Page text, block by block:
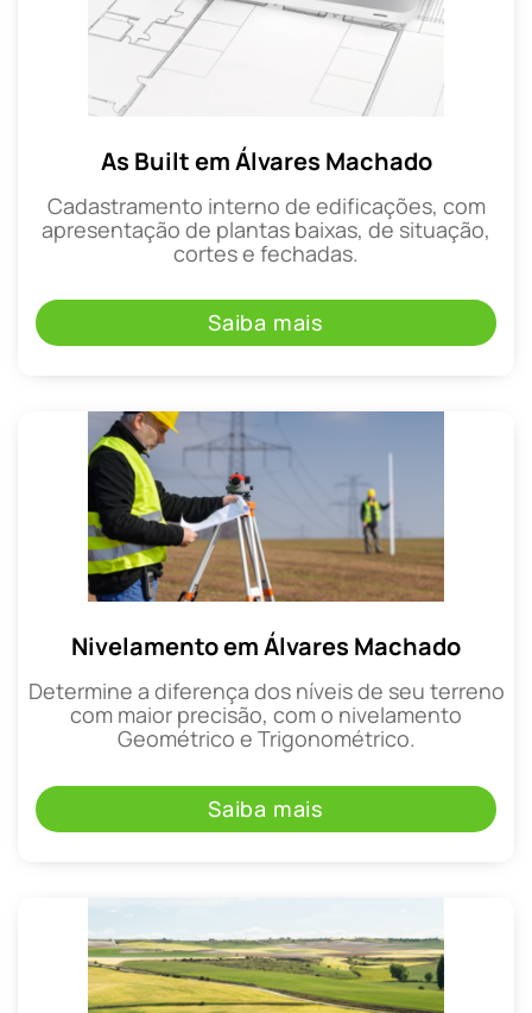
As Built em Álvares Machado
Cadastramento interno de edificações, com
apresentação de plantas baixas, de situação,
cortes e fechadas.
Saiba mais
Nivelamento em Álvares Machado
Determine a diferença dos níveis de seu terreno
com maior precisão, com o nivelamento
Geométrico e Trigonométrico.
Saiba mais